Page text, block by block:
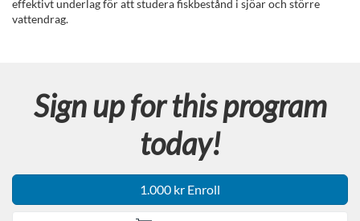
p
r
effektivt underlag för att studera fiskbestånd i sjöar och större
vattendrag.
Sign up for this program
today!
1.000 kr Enroll